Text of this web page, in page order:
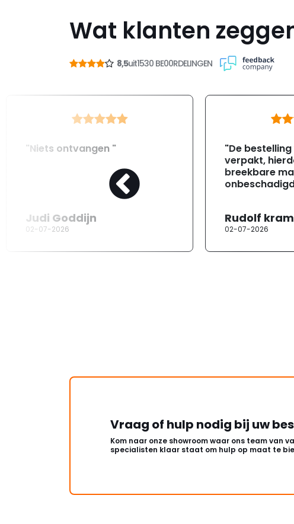
Wat klanten
8,5uit1530 BE00RDELINGEN
"Niets ontvangen "
Judi Goddijn
02-07-2026
"De
verpakt,
breekbare
Rudolf
02-07-2026
Vraag of hulp nodig bij uw
Kom naar onze showroom waar ons team van
specialisten klaar staat om hulp op maat te